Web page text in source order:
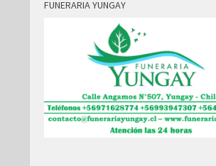
FUNERARIA YUNGAY